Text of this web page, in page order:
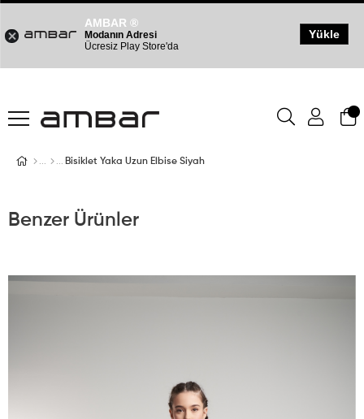
Bisiklet Yaka Uzun Elbise Siyah
Benzer Ürünler
AMBAR ®
Modanın Adresi
Ücresiz Play Store'da
Yükle